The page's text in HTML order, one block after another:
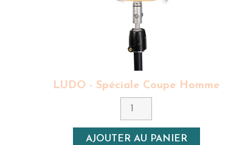
Couleur
Densité
LUDO - Spéciale Coupe Homme
AJOUTER AU PANIER